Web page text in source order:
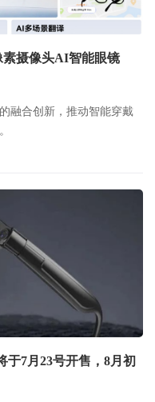
素摄像头AI智能眼镜
融合创新，推动智能穿戴
于7月23号开售，8月初